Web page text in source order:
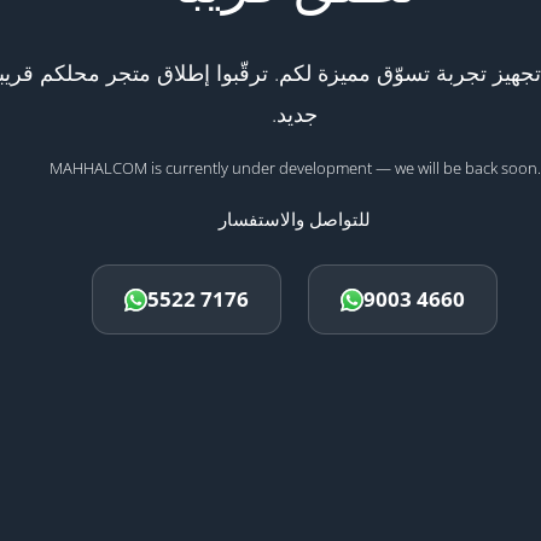
تجربة تسوّق مميزة لكم. ترقّبوا إطلاق متجر محلكم
جديد.
MAHHALCOM is currently under development — we will be back soon.
للتواصل والاستفسار
5522 7176 9003 4660